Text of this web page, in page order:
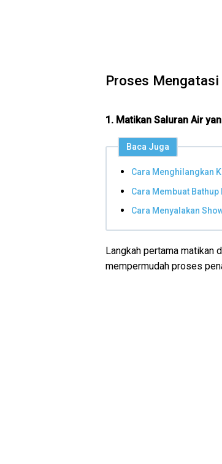
Proses
1. Matikan Saluran Air
Baca Juga
Cara Menghilangkan
Cara Membuat
Cara Menyalakan
Langkah pertama matikan
mempermudah proses